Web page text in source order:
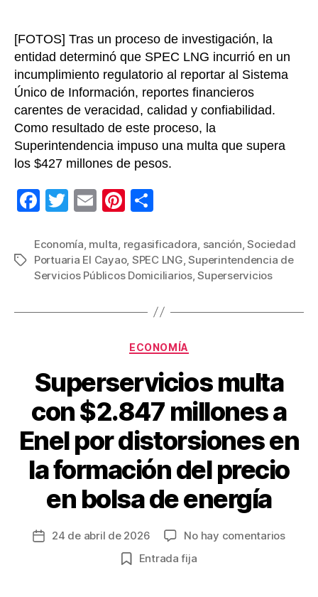
[FOTOS] Tras un proceso de investigación, la
entidad determinó que SPEC LNG incurrió en un
incumplimiento regulatorio al reportar al Sistema
Único de Información, reportes financieros
carentes de veracidad, calidad y confiabilidad.
Como resultado de este proceso, la
Superintendencia impuso una multa que supera
los $427 millones de pesos.
F
c
e
o
T
tt
er
E
ail
Pi
er
e
m
p
tir
Etiquetas
Economía, multa, regasificadora, sanción,Sociedad
Portuaria El Cayao, SPEC LNG,Superintendencia de
Servicios Públicos Domiciliarios,Superservicios
Categorías
ECONOMÍA
Superservicios multa
con $2.847 millones a
Enel por distorsiones en
la formación del precio
en bolsa de energía
Fecha24 de abril de 2026 No hay comentariosen
Entrada fija